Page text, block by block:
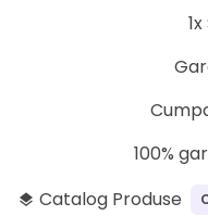
100%
layers Catalog Produse